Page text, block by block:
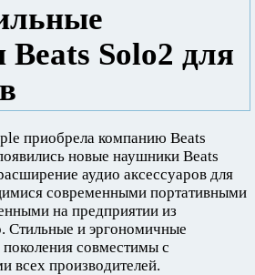
Solo2 для
приобрела компанию Beats
новые наушники Beats
аудио аксессуаров для
современными портативными
на предприятии из
Стильные и эргономичные
совместимы с
всех производителей.